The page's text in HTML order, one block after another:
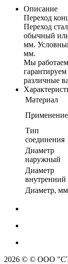
Описание
Переход
Переход
обычный
мм.
мм.
Мы
различные
Материал
Применение
Тип
соединения
Диаметр
наружный
Диаметр
внутренний
Диаметр, мм
2026 © © ООО